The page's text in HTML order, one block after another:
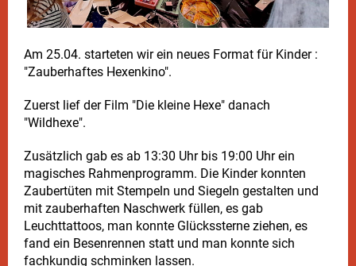
Am 25.04. starteten wir ein neues Format für Kinder :
"Zauberhaftes Hexenkino".
Zuerst lief der Film "Die kleine Hexe" danach
"Wildhexe".
Zusätzlich gab es ab 13:30 Uhr bis 19:00 Uhr ein
magisches Rahmenprogramm. Die Kinder konnten
Zaubertüten mit Stempeln und Siegeln gestalten und
mit zauberhaften Naschwerk füllen, es gab
Leuchttattoos, man konnte Glückssterne ziehen, es
fand ein Besenrennen statt und man konnte sich
fachkundig schminken lassen.